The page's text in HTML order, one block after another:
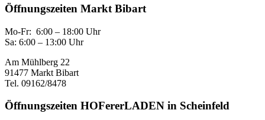
Öffnungszeiten Markt Bibart
Mo-Fr: 6:00 – 18:00 Uhr
Sa: 6:00 – 13:00 Uhr
Am Mühlberg 22
91477 Markt Bibart
Tel. 09162/8478
Öffnungszeiten HOFererLADEN in Scheinfeld